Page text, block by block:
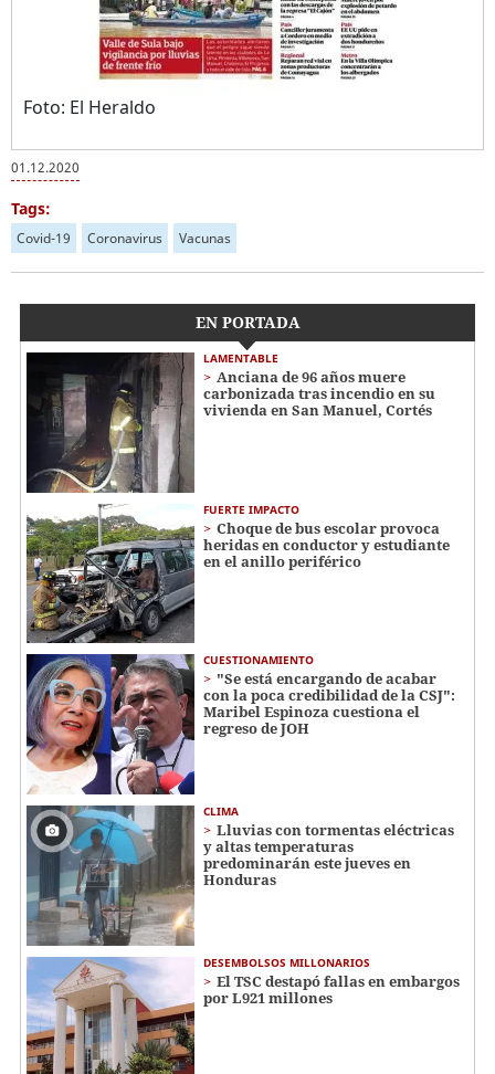
Foto: El Heraldo
01.12.2020
Tags:
Covid-19 Coronavirus Vacunas
EN PORTADA
LAMENTABLE
Anciana de 96 años muere
carbonizada tras incendio en su
vivienda en San Manuel, Cortés
FUERTE IMPACTO
Choque de bus escolar provoca
heridas en conductor y estudiante
en el anillo periférico
CUESTIONAMIENTO
"Se está encargando de acabar
con la poca credibilidad de la CSJ":
Maribel Espinoza cuestiona el
regreso de JOH
CLIMA
Lluvias con tormentas eléctricas
y altas temperaturas
predominarán este jueves en
Honduras
DESEMBOLSOS MILLONARIOS
El TSC destapó fallas en embargos
por L921 millones